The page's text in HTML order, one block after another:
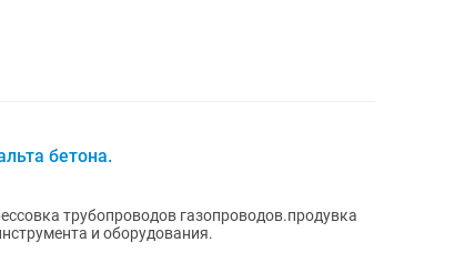
бетона.
трубопроводов газопроводов.продувка
и оборудования.